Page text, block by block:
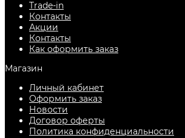
Trade-in
Контакты
Акции
Контакты
Как оформить заказ
Магазин
Личный кабинет
Оформить заказ
Новости
Договор оферты
Политика конфиденциальности